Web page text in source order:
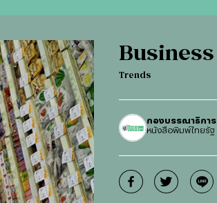
Business
Trends
กองบรรณาธิการ
หนังสือพิมพ์ไทยรัฐ